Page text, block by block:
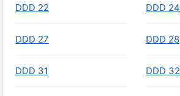
DDD 22 DDD 24
DDD 27 DDD 28
DDD 31 DDD 32